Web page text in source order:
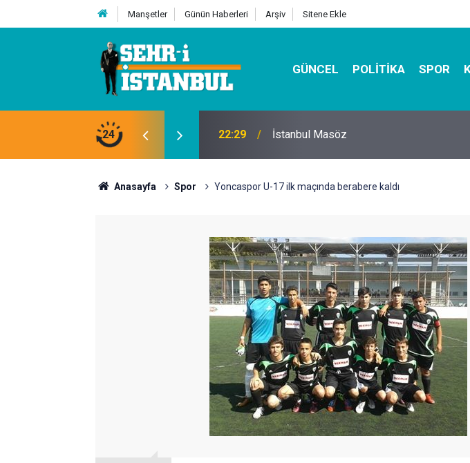
Manşetler Günün Haberleri Arşiv Sitene Ekle
GÜNCEL POLITIKA SPOR
24 07:32 Kutu Sihirbazı ile Estetik, Dayanıklı ve
Anasayfa Spor Yoncaspor U-17 ilk maçında berabere kaldı